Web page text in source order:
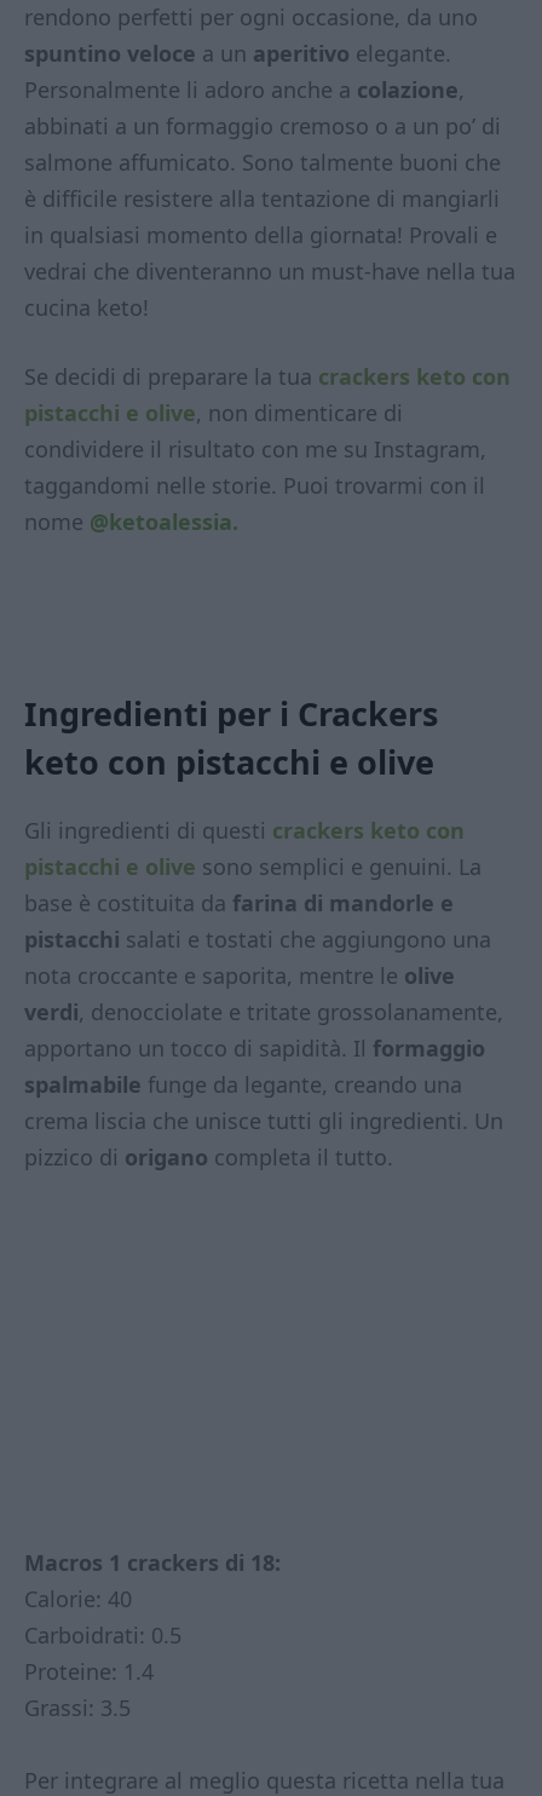
rendono perfetti per ogni occasione, da uno
spuntino veloce a un aperitivo elegante.
Personalmente li adoro anche a colazione,
abbinati a un formaggio cremoso o a un po’ di
salmone affumicato. Sono talmente buoni che
è difficile resistere alla tentazione di mangiarli
in qualsiasi momento della giornata! Provali e
vedrai che diventeranno un must-have nella tua
cucina keto!
Se decidi di preparare la tua crackers keto con
pistacchi e olive, non dimenticare di
condividere il risultato con me su Instagram,
taggandomi nelle storie. Puoi trovarmi con il
nome @ketoalessia.
Ingredienti per i Crackers
keto con pistacchi e olive
Gli ingredienti di questi crackers keto con
pistacchi e olive sono semplici e genuini. La
base è costituita da farina di mandorle e
pistacchi salati e tostati che aggiungono una
nota croccante e saporita, mentre le olive
verdi, denocciolate e tritate grossolanamente,
apportano un tocco di sapidità. Il formaggio
spalmabile funge da legante, creando una
crema liscia che unisce tutti gli ingredienti. Un
pizzico di origano completa il tutto.
Macros 1 crackers di 18:
Calorie: 40
Carboidrati: 0.5
Proteine: 1.4
Grassi: 3.5
Per integrare al meglio questa ricetta nella tua